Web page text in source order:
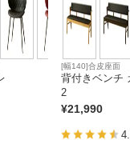
[幅140]合皮座面
背付きベンチ
2
¥21,990